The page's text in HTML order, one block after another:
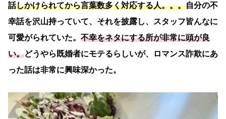
話しかけられてから言葉数多く対応する人。。。自分の不
幸話を沢山持っていて、それを披露し、スタッフ皆んなに
可愛がられていた。 不幸をネタにする所が非常に頭が良
い。どうやら既婚者にモテるらしいが、ロマンス詐欺にあ
った話は非常に興味深かった。